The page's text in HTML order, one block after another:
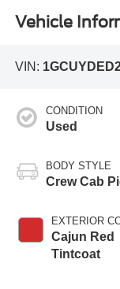
Vehicle
VIN:
CONDITION
Used
BODY STYLE
Crew Cab
EXTERIOR
Cajun Red
Tintcoat